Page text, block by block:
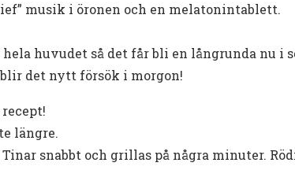
musik i öronen och en melatonintablett.
huvudet så det får bli en långrunda nu i
det nytt försök i morgon!
längre.
snabbt och grillas på några minuter.